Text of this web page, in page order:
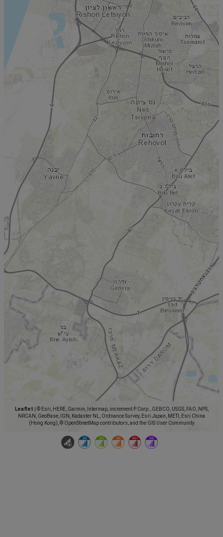
Leaflet
© Esri, HERE, Garmin, Intermap, increment P Corp., GEBCO, USGS, FAO, NPS,
NRCAN, GeoBase, IGN, Kadaster NL, Ordnance Survey, Esri Japan, METI, Esri China
(Hong Kong), © OpenStreetMap contributors, and the GIS User Community